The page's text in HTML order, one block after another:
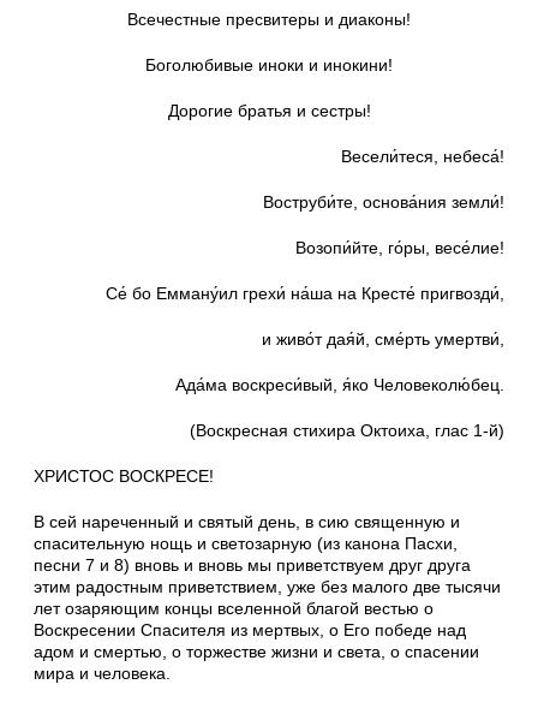
Всечестные пресвитеры и диаконы!
Боголюбивые иноки и инокини!
Дорогие братья и сестры!
Весели́теся, небеса́!
Воструби́те, основа́ния земли́!
Возопи́йте, го́ры, весе́лие!
Се́ бо Емману́ил грехи́ на́ша на Кресте́ пригвозди́,
и живо́т дая́й, сме́рть умертви́,
Ада́ма воскреси́вый, я́ко Человеколю́бец.
(Воскресная стихира Октоиха, глас 1-й)
ХРИСТОС ВОСКРЕСЕ!
В сей нареченный и святый день, в сию священную и
спасительную нощь и светозарную (из канона Пасхи,
песни 7 и 8) вновь и вновь мы приветствуем друг друга
этим радостным приветствием, уже без малого две тысячи
лет озаряющим концы вселенной благой вестью о
Воскресении Спасителя из мертвых, о Его победе над
адом и смертью, о торжестве жизни и света, о спасении
мира и человека.